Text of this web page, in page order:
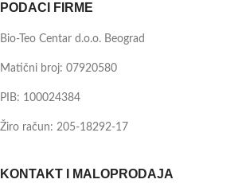
PODACI FIRME
Bio-Teo Centar d.o.o. Beograd
Matični broj: 07920580
PIB: 100024384
Žiro račun: 205-18292-17
KONTAKT I MALOPRODAJA